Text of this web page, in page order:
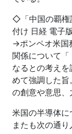
◇「中国の覇権
付け 日経 電子
→ポンペオ米国
関係について
なるとの考え
めて強調した
の創意や意思、
米国の半導体
またも次の通り